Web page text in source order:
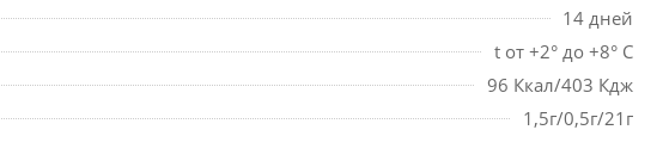
14 дней
t от +2° до +8° С
96 Ккал/403 Кдж
1,5г/0,5г/21г